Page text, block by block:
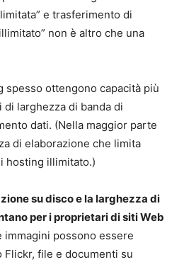
e trasferimento di
non è altro che una
spesso ottengono capacità più
larghezza di banda di
dati. (Nella maggior parte
di elaborazione che limita
hosting illimitato.)
su disco e la larghezza di
per i proprietari di siti Web
immagini possono essere
Flickr, file e documenti su